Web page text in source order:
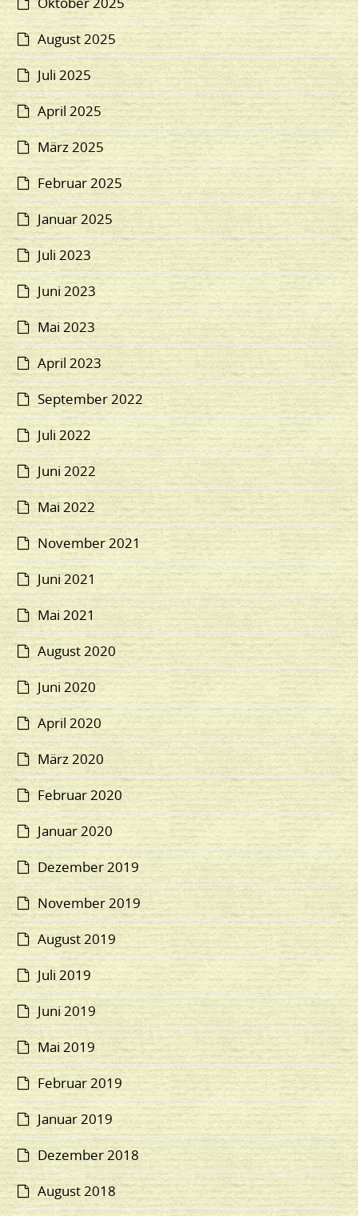
August 2025
Juli 2025
April 2025
März 2025
Februar 2025
Januar 2025
Juli 2023
Juni 2023
Mai 2023
April 2023
September 2022
Juli 2022
Juni 2022
Mai 2022
November 2021
Juni 2021
Mai 2021
August 2020
Juni 2020
April 2020
März 2020
Februar 2020
Januar 2020
Dezember 2019
November 2019
August 2019
Juli 2019
Juni 2019
Mai 2019
Februar 2019
Januar 2019
Dezember 2018
August 2018